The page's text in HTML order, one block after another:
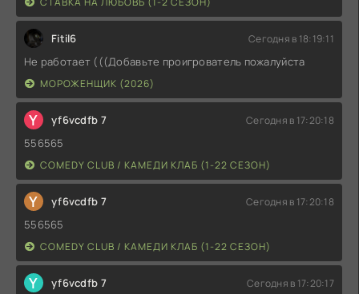
Fitil6 Сегодня в 18:19:11
Не работает (((Добавьте проигрователь пожалуйста
МОРОЖЕНЩИК (2026)
Y yf6vcdfb 7 Сегодня в 17:20:18
556565
COMEDY CLUB / КАМЕДИ КЛАБ (1-22 СЕЗОН)
Y yf6vcdfb 7 Сегодня в 17:20:18
556565
COMEDY CLUB / КАМЕДИ КЛАБ (1-22 СЕЗОН)
Y yf6vcdfb 7 Сегодня в 17:20:17